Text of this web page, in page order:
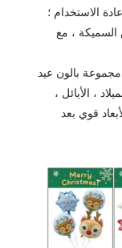
الاستخدام ؛
السميكة ، مع
مجموعة بالون عيد
، الأيائل ،
قوي بعد